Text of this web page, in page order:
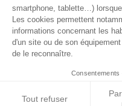
© 2026 BEST OF